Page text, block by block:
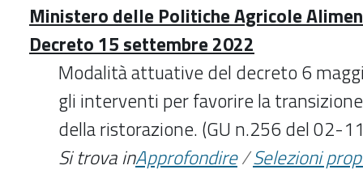
Ministero delle Politiche Agricole
Decreto 15 settembre 2022
Modalità attuative del decreto 6
gli interventi per favorire la
della ristorazione. (GU n.256 del 02-
Si trova inApprofondire/Selezioni